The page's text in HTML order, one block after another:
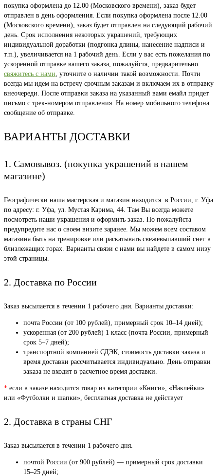
покупка оформлена до 12.00 (Московского времени), заказ будет
отправлен в день оформления. Если покупка оформлена после 12.00
(Московского времени), заказ будет отправлен на следующий рабочий
день. Срок исполнения некоторых украшений, требующих
индивидуальной доработки (подгонка длины, нанесение надписи и
т.п.), увеличивается на 1 рабочий день. Если у вас есть пожелания по
ускоренной отправке вашего заказа, пожалуйста, предварительно
свяжитесь с нами, уточните о наличии такой возможности. Почти
всегда мы идем на встречу срочным заказам и включаем их в отправку
внеочереди. После отправки заказа на указанный вами емайл придет
письмо с трек-номером отправления. На номер мобильного телефона
сообщение об отправке.
ВАРИАНТЫ ДОСТАВКИ
1. Самовывоз. (покупка украшений в нашем
магазине)
Географически наша мастерская и магазин находится в России, г. Уфа
по адресу: г. Уфа, ул. Мустая Карима, 44. Там Вы всегда можете
посмотреть наши украшения и оформить заказ. Но пожалуйста
предупредите нас о своем визите заранее. Мы можем всем составом
магазина быть на тренировке или раскатывать свежевыпавший снег в
близлежащих горах. Варианты связи с нами вы найдете в самом низу
этой страницы.
2. Доставка по России
Заказ высылается в течении 1 рабочего дня. Варианты доставки:
почта России (от 100 рублей), примерный срок 10–14 дней);
ускоренная (от 200 рублей) 1 класс (почта России, примерный
срок 5–7 дней);
транспортной компанией СДЭК, стоимость доставки заказа и
время доставки рассчитывается индивидуально. День отправки
заказа не входит в расчетное время доставки.
* если в заказе находится товар из категории «Книги», «Наклейки»
или «Футболки и шапки», бесплатная доставка не действует
2. Доставка в страны СНГ
Заказ высылается в течении 1 рабочего дня.
почтой России (от 900 рублей) — примерный срок доставки
15–25 дней;